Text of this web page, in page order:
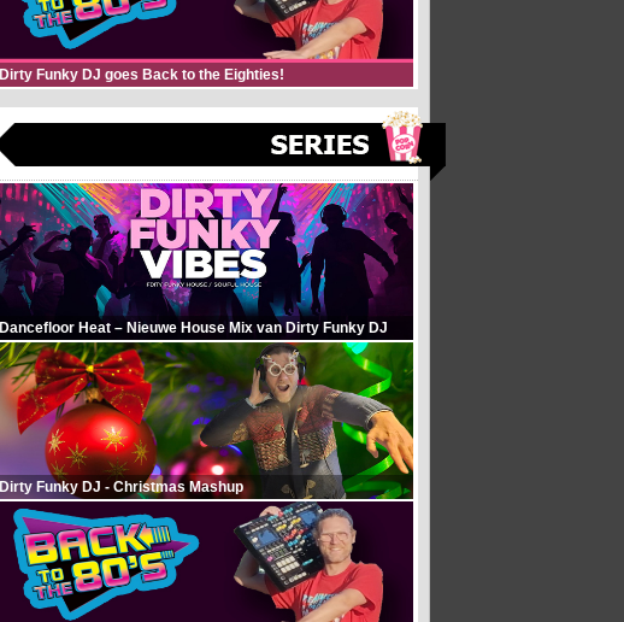
Dirty Funky DJ goes Back to the Eighties!
Dancefloor Heat – Nieuwe House Mix van Dirty Funky DJ
Dirty Funky DJ - Christmas Mashup